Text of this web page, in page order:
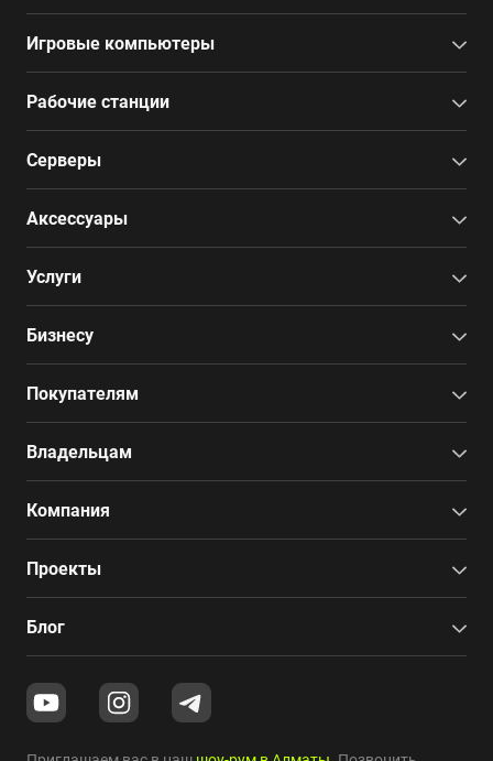
Игровые компьютеры
Рабочие станции
Серверы
Аксессуары
Услуги
Бизнесу
Покупателям
Владельцам
Компания
Проекты
Блог